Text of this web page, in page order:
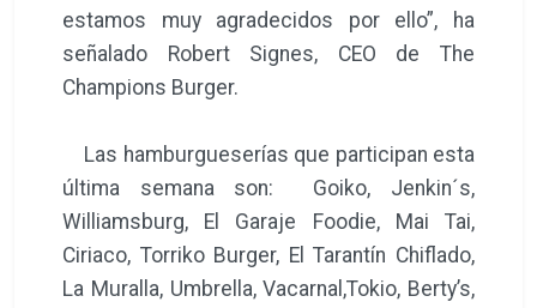
estamos muy agradecidos por ello”, ha
señalado Robert Signes, CEO de The
Champions Burger.
Las hamburgueserías que participan esta
última semana son: Goiko, Jenkin´s,
Williamsburg, El Garaje Foodie, Mai Tai,
Ciriaco, Torriko Burger, El Tarantín Chiflado,
La Muralla, Umbrella, Vacarnal,Tokio, Berty’s,